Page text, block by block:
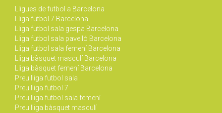
Lligues de futbol a Barcelona
Lliga futbol 7 Barcelona
Lliga futbol sala gespa Barcelona
Lliga futbol sala pavelló Barcelona
Lliga futbol sala femení Barcelona
Lliga bàsquet masculí Barcelona
Lliga bàsquet femení Barcelona
Preu lliga futbol sala
Preu lliga futbol 7
Preu lliga futbol sala femení
Preu lliga bàsquet masculí